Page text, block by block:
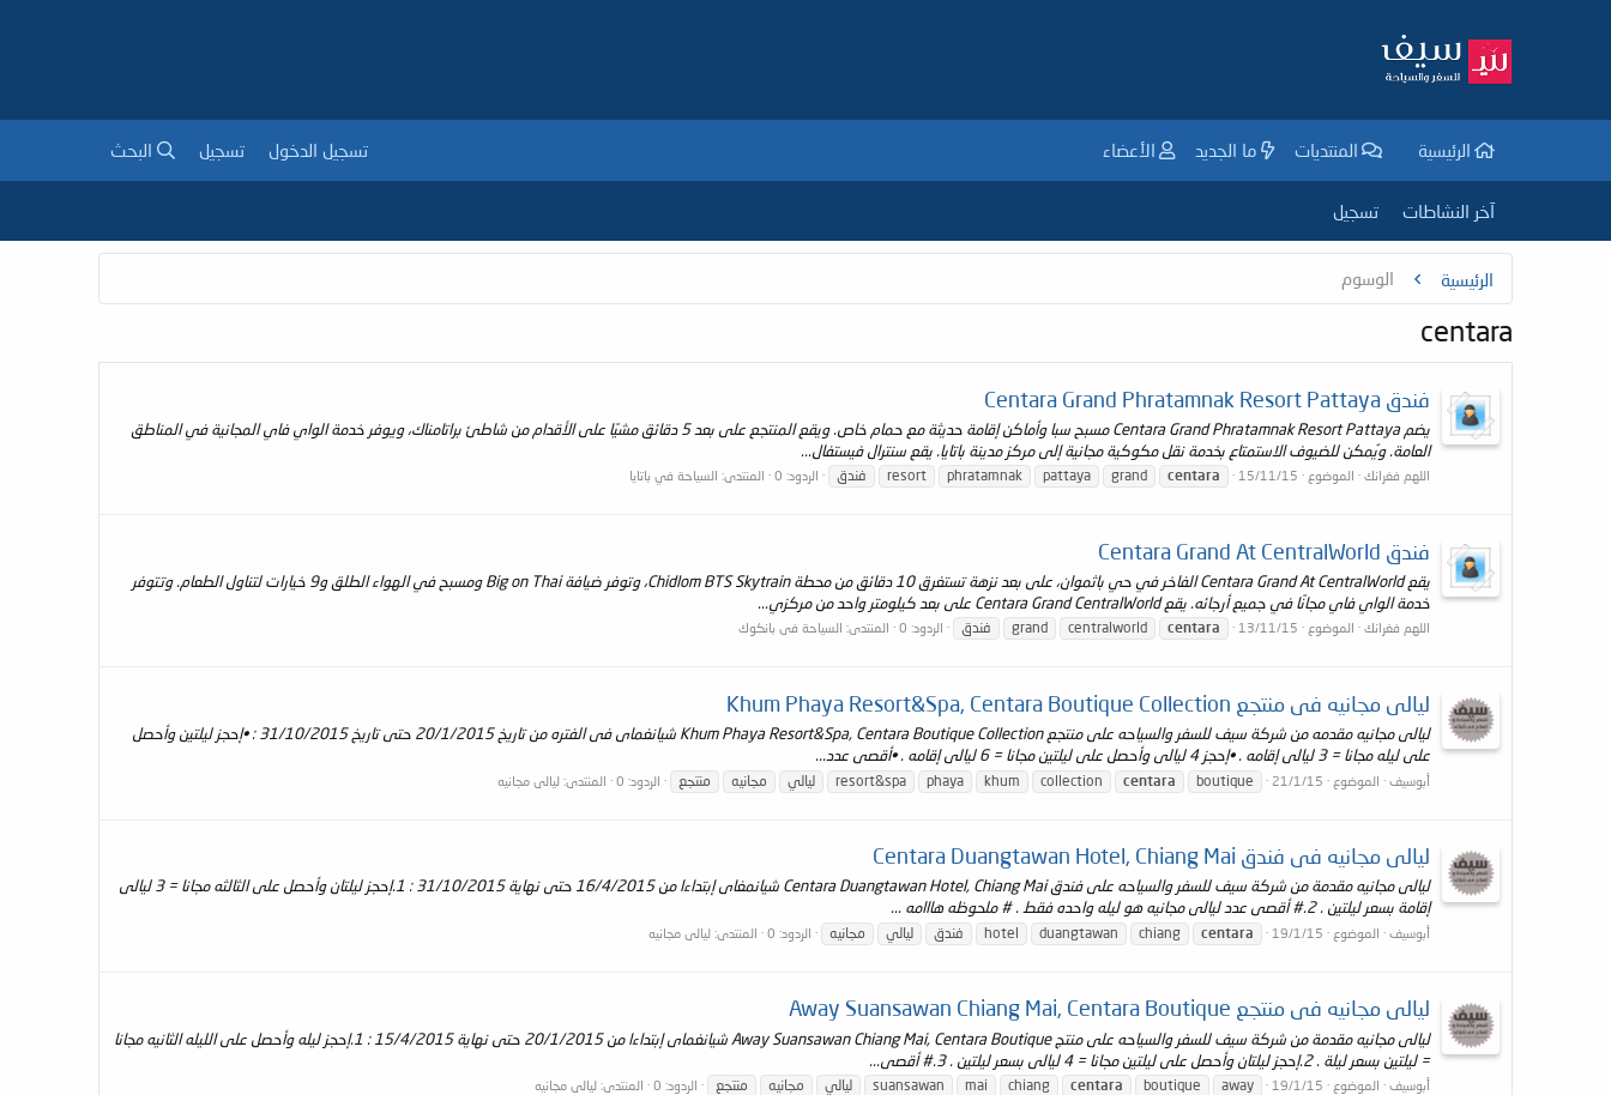
الرئيسية المنتديات ما الجديد الأعضاء تسجيل الدخول تسجيل البحث
آخر النشاطات تسجيل
الرئيسية الوسوم
centara
فندق Centara Grand Phratamnak Resort Pattaya
يضم Centara Grand Phratamnak Resort Pattaya مسبح سبا وأماكن إقامة حديثة مع حمام خاص. ويقع المنتجع على بعد 5 دقائق مشيًا على الأقدام من شاطئ براتامناك، ويوفر خدمة الواي فاي المجانية في المناطق
العامة. ويُمكن للضيوف الاستمتاع بخدمة نقل مكوكية مجانية إلى مركز مدينة باتايا. يقع سنترال فيستفال...
اللهم فغرانك الموضوع 15/11/15
centara
grand
pattaya
phratamnak
resort فندق الردود: 0 المنتدى: السياحة في باتايا
فندق Centara Grand At CentralWorld
يقع Centara Grand At CentralWorld الفاخر في حي باثموان، على بعد نزهة تستغرق 10 دقائق من محطة Chidlom BTS Skytrain، وتوفر ضيافة Big on Thai ومسبح في الهواء الطلق و9 خيارات لتناول الطعام. وتتوفر
خدمة الواي فاي مجانًا في جميع أرجائه. يقع Centara Grand CentralWorld على بعد كيلومتر واحد من مركزي...
اللهم فغرانك الموضوع 13/11/15
centara
centralworld
grand فندق الردود: 0 المنتدى: السياحة فى بانكوك
ليالى مجانيه فى منتجع Khum Phaya Resort&Spa, Centara Boutique Collection
ليالى مجانيه مقدمه من شركة سيف للسفر والسياحه على منتجع Khum Phaya Resort&Spa, Centara Boutique Collection شيانغماى فى الفتره من تاريخ 20/1/2015 حتى تاريخ 31/10/2015 : •إحجز ليلتين وأحصل
على ليله مجانا = 3 ليالى إقامه . •إحجز 4 ليالى وأحصل على ليلتين مجانا = 6 ليالى إقامه . •أقصى عدد...
أبوسيف الموضوع 21/1/15
boutique
centara
collection
khum
phaya
resort&spa ليالي مجانيه منتجع الردود: 0 المنتدى: ليالى مجانيه
ليالى مجانيه فى فندق Centara Duangtawan Hotel, Chiang Mai
ليالى مجانيه مقدمة من شركة سيف للسفر والسياحه على فندق Centara Duangtawan Hotel, Chiang Mai شيانمغاى إبتداءا من 16/4/2015 حتى نهاية 31/10/2015 : 1.إحجز ليلتان وأحصل على الثالثه مجانا = 3 ليالى
إقامة بسعر ليلتين . 2.# أقصى عدد ليالى مجانيه هو ليله واحده فقط . # ملحوظه هااامه ...
أبوسيف الموضوع 19/1/15
centara
chiang
duangtawan
hotel فندق ليالي مجانيه الردود: 0 المنتدى: ليالى مجانيه
ليالى مجانيه فى منتجع Away Suansawan Chiang Mai, Centara Boutique
ليالى مجانيه مقدمة من شركة سيف للسفر والسياحه على منتج Away Suansawan Chiang Mai, Centara Boutique شيانغماى إبتداءا من 20/1/2015 حتى نهاية 15/4/2015 : 1.إحجز ليله وأحصل على الليله الثانيه مجانا
= ليلتين بسعر ليلة . 2.إحجز ليلتان وأحصل على ليلتين مجانا = 4 ليالى بسعر ليلتين . 3.# أقصى...
أبوسيف الموضوع 19/1/15
away
boutique
centara
chiang
mai
suansawan ليالي مجانيه منتجع الردود: 0 المنتدى: ليالى مجانيه